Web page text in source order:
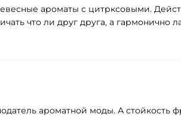
ароматы с цитрксовыми.
что ли друг друга, а гармонично
ароматной моды. А стойкость